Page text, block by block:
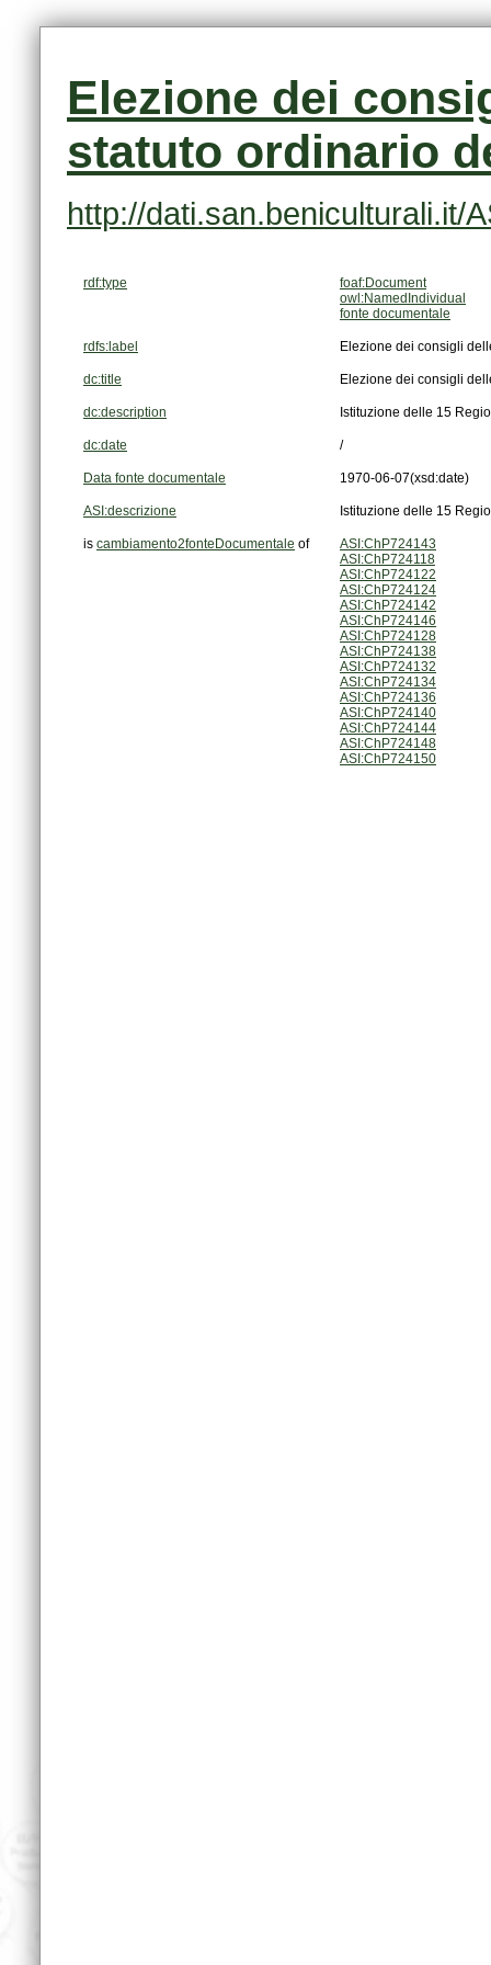
statuto ordinario
http://dati.san.beniculturali.it/
rdf:type
foaf:Document
owl:NamedIndividual
fonte documentale
rdfs:label Elezione dei consigli
dc:title Elezione dei consigli
dc:description Istituzione delle 15
dc:date /
Data fonte documentale 1970-06-07(xsd:date)
ASI:descrizione Istituzione delle 15
is cambiamento2fonteDocumentale of
ASI:ChP724143
ASI:ChP724118
ASI:ChP724122
ASI:ChP724124
ASI:ChP724142
ASI:ChP724146
ASI:ChP724128
ASI:ChP724138
ASI:ChP724132
ASI:ChP724134
ASI:ChP724136
ASI:ChP724140
ASI:ChP724144
ASI:ChP724148
ASI:ChP724150